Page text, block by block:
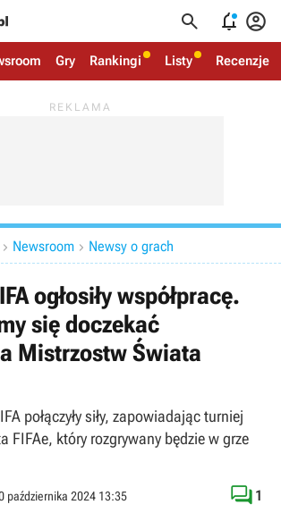
  
Gry Rankingi Listy Recenzje
 Newsroom  Newsy o grach
ogłosiły współpracę.
się doczekać
Mistrzostw Świata
połączyły siły, zapowiadając turniej
FIFAe, który rozgrywany będzie w grze
października 2024 13:35  1